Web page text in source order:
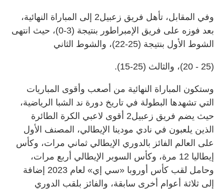
وفي المقابل، تأهل فريق زعبيل2 إلى المباراة النهائية،
بعد فوزه على فريق الإمبراطور بنتيجة (3-0)، حيث انتهى
الشوط الأول بنتيجة (25-22)، والشوط الثاني
(25 - 20)، والثالث (25-15).
وستكون المباراة النهائية من أصعب وأقوى المباريات
التي تشهدها البطولة في تاريخ دورة ند الشبا الرياضية،
حيث يضم فريق زعبيل2 أقوى لاعبي الكرة الطائرة
الذين يلعبون في نادي مودينا الإيطالي، المصنف الأول
على العالم الفائز بالدوري الإيطالي ثماني مرات، وكأس
إيطاليا 12 مرة، وكأس السوبر الإيطالي أربع مرات،
وحامل لقب كأس أوروبا «سي إي» لعام 2023 إضافة
إلى ثلاثة أعوام أخرى سابقة، والفائز بلقب الدوري